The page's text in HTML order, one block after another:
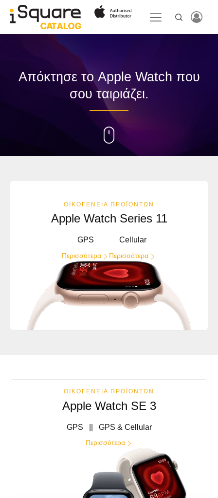
Απόκτησε το Apple Watch που
σου ταιριάζει.
ΟΙΚΟΓΈΝΕΙΑ ΠΡΟΪΟΝΤΩΝ
Apple Watch Series 11
GPS
Περισσότερα
Cellular
Περισσότερα
ΟΙΚΟΓΈΝΕΙΑ ΠΡΟΪΟΝΤΩΝ
Apple Watch SE 3
GPS || GPS & Cellular
Περισσότερα